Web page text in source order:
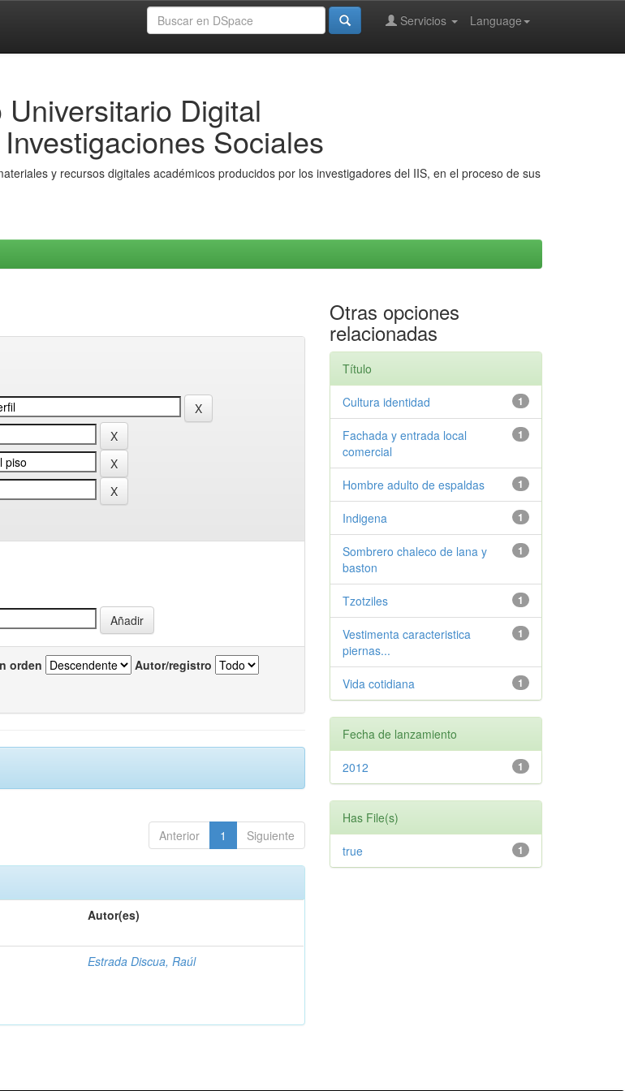
Language
Servicios
Digital
Sociales
y recursos digitales académicos producidos por los investigadores del IIS, en el proceso de sus
orden Autor/registro
Anterior 1 Siguiente
Autor(es)
Estrada Discua, Raúl
Otras opciones
relacionadas
Título
1
Cultura identidad
1
Fachada y entrada local
comercial
1
Hombre adulto de espaldas
1
Indigena
1
Sombrero chaleco de lana y
baston
1
Tzotziles
1
Vestimenta caracteristica
piernas...
1
Vida cotidiana
Fecha de lanzamiento
1
2012
Has File(s)
1
true